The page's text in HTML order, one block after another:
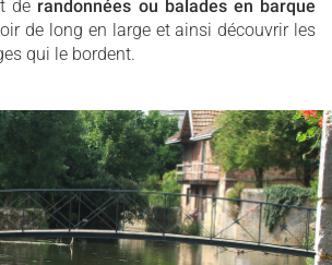
de randonnées ou balades en barque
de long en large et ainsi découvrir les
qui le bordent.